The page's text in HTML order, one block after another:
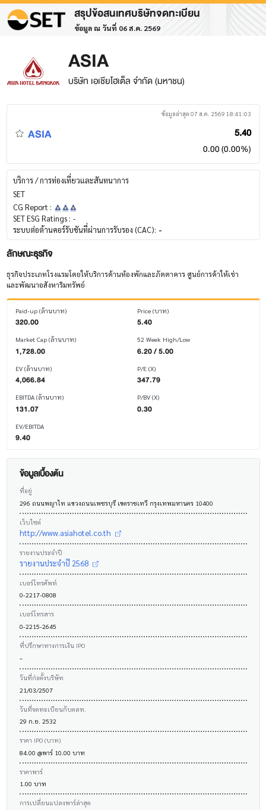
สรุปข้อสนเทศบริษัทจดทะเบียน
ข้อมูล ณ วันที่ 06 ส.ค. 2569
ASIA
บริษัท เอเชียโฮเต็ล จำกัด (มหาชน)
ข้อมูลล่าสุด 07 ส.ค. 2569 18:41:03
ASIA 5.40
0.00 (0.00%)
บริการ / การท่องเที่ยวและสันทนาการ
SET
CG Report :
SET ESG Ratings : -
ระบบต่อต้านคอร์รับชันที่ผ่านการรับรอง (CAC): -
ลักษณะธุรกิจ
ธุรกิจประเภทโรงแรมโดยให้บริการด้านห้องพักและภัตตาคาร ศูนย์การค้าให้เช่า
และพัฒนาอสังหาริมทรัพย์
Paid-up (ล้านบาท)
320.00
Market Cap (ล้านบาท)
1,728.00
EV (ล้านบาท)
4,066.84
EBITDA (ล้านบาท)
131.07
EV/EBITDA
9.40
Price (บาท)
5.40
52 Week High/Low
6.20 / 5.00
P/E (X)
347.79
P/BV (X)
0.30
ข้อมูลเบื้องต้น
ที่อยู่
296 ถนนพญาไท แขวงถนนเพชรบุรี เขตราชเทวี กรุงเทพมหานคร 10400
เว็บไซต์
http://www.asiahotel.co.th
รายงานประจำปี
รายงานประจำปี 2568
เบอร์โทรศัพท์
0-2217-0808
เบอร์โทรสาร
0-2215-2645
ที่ปรึกษาทางการเงิน IPO
-
วันที่ก่อตั้งบริษัท
21/03/2507
วันที่จดทะเบียนกับตลท.
29 ก.ย. 2532
ราคา IPO (บาท)
84.00 @พาร์ 10.00 บาท
ราคาพาร์
1.00 บาท
การเปลี่ยนแปลงพาร์ล่าสุด